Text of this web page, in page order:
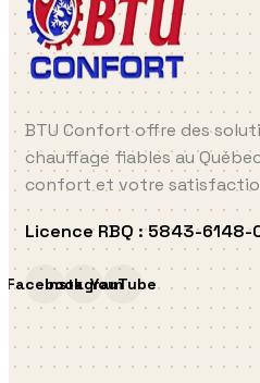
BTU Confort offre des
chauffage fiables au
confort et votre
Licence RBQ : 5843-6148-
FacebookInstagramYouTube